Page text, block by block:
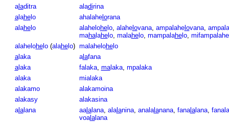
aladitra aladirina
alahelo ahalahelorana
alahelo alahelohelo, alahelovana, ampalahelovana,
mahalahelo, malahelo, mampalahelo,
alahelohelo(alahelo) malahelohelo
alaka alafana
alaka falaka, malaka, mpalaka
alaka
mialaka
alakamo
alakamoina
alakasy
alakasina
alalana aalalana, alalanina, analalanana, fanalalana, fanala
voalalana